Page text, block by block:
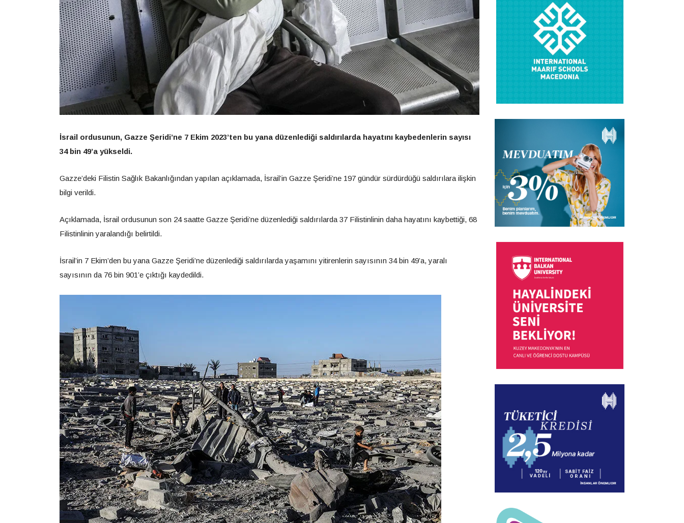
İsrail ordusunun, Gazze Şeridi’ne 7 Ekim 2023’ten bu yana düzenlediği saldırılarda hayatını kaybedenlerin sayısı
34 bin 49’a yükseldi.
Gazze’deki Filistin Sağlık Bakanlığından yapılan açıklamada, İsrail’in Gazze Şeridi’ne 197 gündür sürdürdüğü saldırılara ilişkin
bilgi verildi.
Açıklamada, İsrail ordusunun son 24 saatte Gazze Şeridi’ne düzenlediği saldırılarda 37 Filistinlinin daha hayatını kaybettiği, 68
Filistinlinin yaralandığı belirtildi.
İsrail’in 7 Ekim’den bu yana Gazze Şeridi’ne düzenlediği saldırılarda yaşamını yitirenlerin sayısının 34 bin 49’a, yaralı
sayısının da 76 bin 901’e çıktığı kaydedildi.